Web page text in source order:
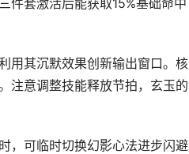
件套激活后能获取15%基础命中
用其沉默效果创新输出窗口。核
注意调整技能释放节拍，玄玉的
，可临时切换幻影心法进步闪避